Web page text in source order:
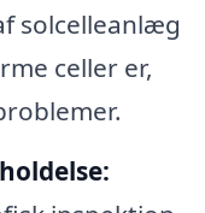
solcelleanlæg
celler er,